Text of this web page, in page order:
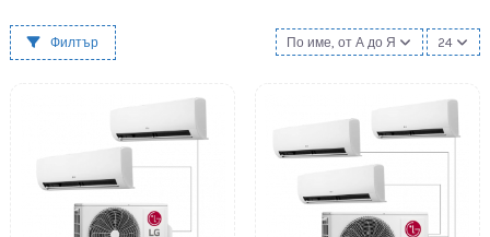
Филтър По име, от А до Я 24